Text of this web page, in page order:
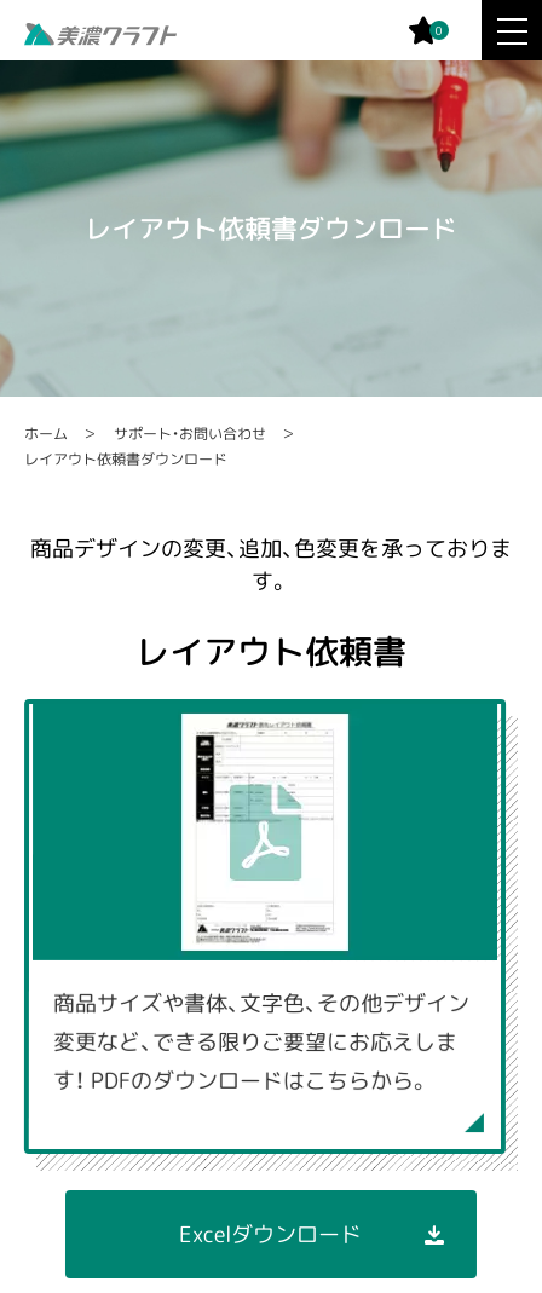
0
レイアウト依頼書ダウンロード
ホーム サポート・お問い合わせ
レイアウト依頼書ダウンロード
商品デザインの変更、追加、色変更を承っておりま
す。
レイアウト依頼書
商品サイズや書体、文字色、その他デザイン
変更など、できる限りご要望にお応えしま
す！ PDFのダウンロードはこちらから。
Excelダウンロード